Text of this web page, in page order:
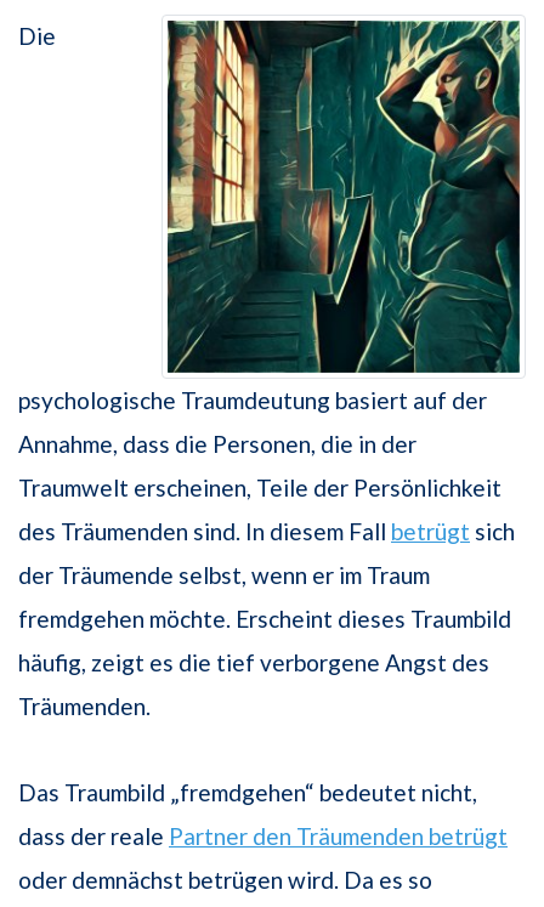
Die
psychologische Traumdeutung basiert auf der
Annahme, dass die Personen, die in der
Traumwelt erscheinen, Teile der Persönlichkeit
des Träumenden sind. In diesem Fall betrügt sich
der Träumende selbst, wenn er im Traum
fremdgehen möchte. Erscheint dieses Traumbild
häufig, zeigt es die tief verborgene Angst des
Träumenden.
Das Traumbild „fremdgehen“ bedeutet nicht,
dass der reale Partner den Träumenden betrügt
oder demnächst betrügen wird. Da es so